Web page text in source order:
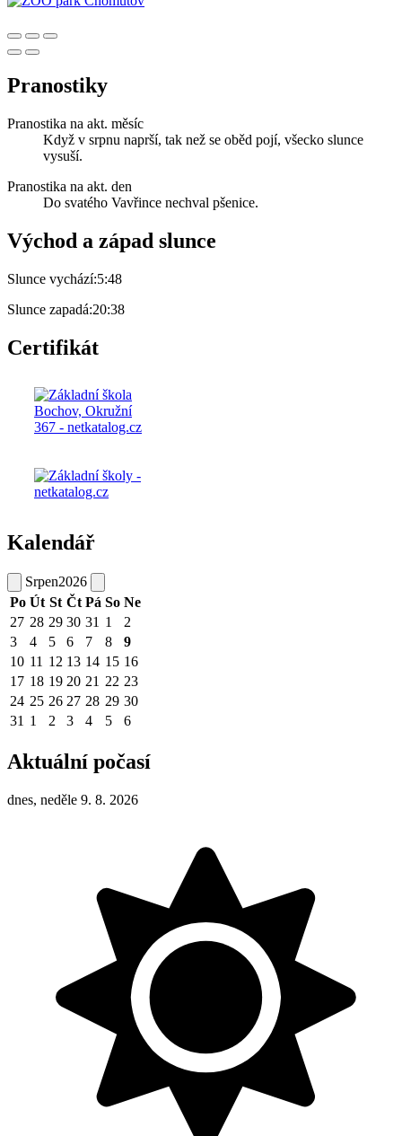
Pranostiky
Pranostika na akt. měsíc
Když v srpnu naprší, tak než se oběd pojí, všecko slunce
vysuší.
Pranostika na akt. den
Do svatého Vavřince nechval pšenice.
Východ a západ slunce
Slunce vychází:5:48
Slunce zapadá:20:38
Certifikát
Kalendář
Srpen2026
Po Út St Čt Pá So Ne
27 28 29 30 31 1
2
3
4 5 6 7 8
9
10 11 12 13 14 15 16
17 18 19 20 21 22 23
24 25 26 27 28 29 30
31 1 2 3 4 5 6
Aktuální počasí
dnes, neděle 9. 8. 2026